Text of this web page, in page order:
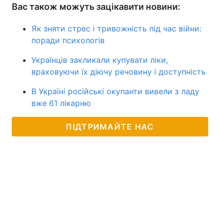
Вас також можуть зацікавити новини:
Як зняти стрес і тривожність під час війни:
поради психологів
Українців закликали купувати ліки,
враховуючи їх діючу речовину і доступність
В Україні російські окупанти вивели з ладу
вже 61 лікарню
ПІДТРИМАЙТЕ НАС